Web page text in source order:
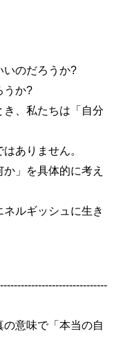
いのだろうか?
うか?
き、私たちは「自分
ありません。
」を具体的に考え
ネルギッシュに生き
意味で「本当の自